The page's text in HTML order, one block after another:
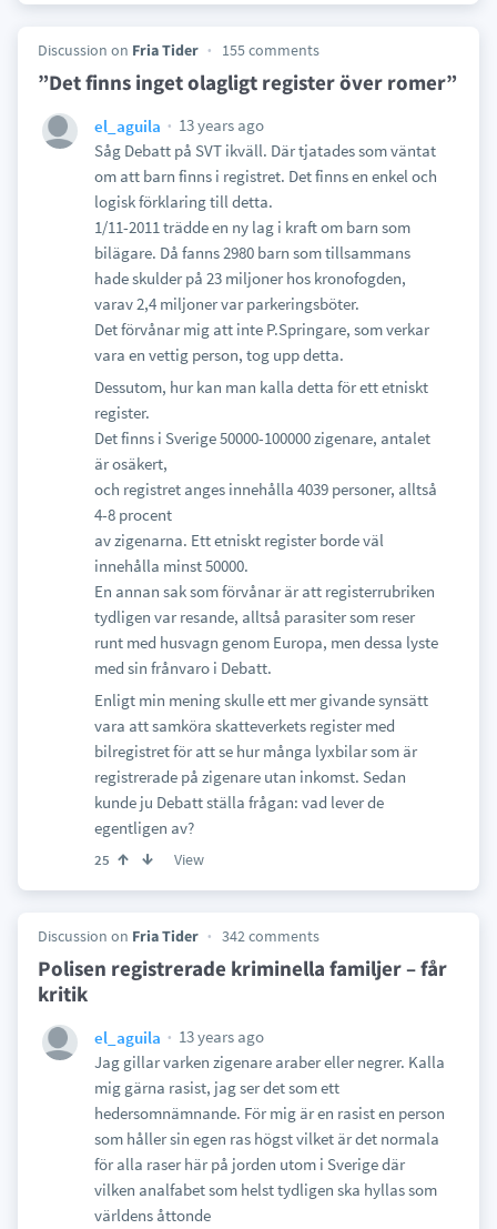
Discussion on Fria Tider 155 comments
”Det finns inget olagligt register över romer”
el_aguila
13 years ago
Såg Debatt på SVT ikväll. Där tjatades som väntat
om att barn finns i registret. Det finns en enkel och
logisk förklaring till detta.
1/11-2011 trädde en ny lag i kraft om barn som
bilägare. Då fanns 2980 barn som tillsammans
hade skulder på 23 miljoner hos kronofogden,
varav 2,4 miljoner var parkeringsböter.
Det förvånar mig att inte P.Springare, som verkar
vara en vettig person, tog upp detta.
Dessutom, hur kan man kalla detta för ett etniskt
register.
Det finns i Sverige 50000-100000 zigenare, antalet
är osäkert,
och registret anges innehålla 4039 personer, alltså
4-8 procent
av zigenarna. Ett etniskt register borde väl
innehålla minst 50000.
En annan sak som förvånar är att registerrubriken
tydligen var resande, alltså parasiter som reser
runt med husvagn genom Europa, men dessa lyste
med sin frånvaro i Debatt.
Enligt min mening skulle ett mer givande synsätt
vara att samköra skatteverkets register med
bilregistret för att se hur många lyxbilar som är
registrerade på zigenare utan inkomst. Sedan
kunde ju Debatt ställa frågan: vad lever de
egentligen av?
25 View
Discussion on Fria Tider 342 comments
Polisen registrerade kriminella familjer – får
kritik
el_aguila
13 years ago
Jag gillar varken zigenare araber eller negrer. Kalla
mig gärna rasist, jag ser det som ett
hedersomnämnande. För mig är en rasist en person
som håller sin egen ras högst vilket är det normala
för alla raser här på jorden utom i Sverige där
vilken analfabet som helst tydligen ska hyllas som
världens åttonde